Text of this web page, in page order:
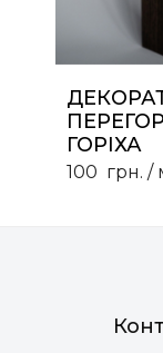
ГОРІХА
100 грн. /